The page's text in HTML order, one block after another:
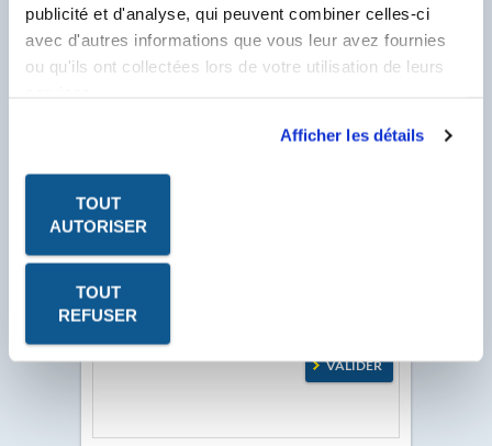
publicité et d'analyse, qui peuvent combiner celles-ci
avec d'autres informations que vous leur avez fournies
ou qu'ils ont collectées lors de votre utilisation de leurs
Afficher les détails
TOUT
AUTORISER
TOUT
REFUSER
Client Labo Outre-Mer, saisissez votre N°
Compte Client se trouvant sur votre facture et
commençant par un F pour télécharger les PDF
des Fiches Produits.